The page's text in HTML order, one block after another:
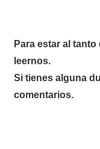
Para estar al
leernos.
Si tienes alguna
comentarios.